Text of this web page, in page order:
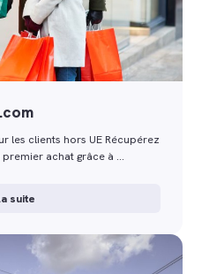
les clients hors UE Récupérez
achat grâce à …
suite